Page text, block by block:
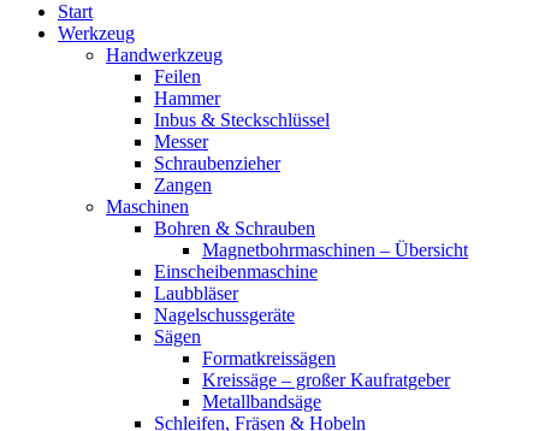
Start
Werkzeug
Handwerkzeug
Feilen
Hammer
Inbus & Steckschlüssel
Messer
Schraubenzieher
Zangen
Maschinen
Bohren & Schrauben
Magnetbohrmaschinen – Übersicht
Einscheibenmaschine
Laubbläser
Nagelschussgeräte
Sägen
Formatkreissägen
Kreissäge – großer Kaufratgeber
Metallbandsäge
Schleifen, Fräsen & Hobeln